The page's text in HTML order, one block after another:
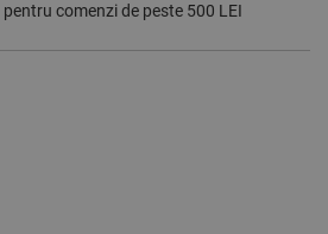
pentru comenzi de peste 500 LEI